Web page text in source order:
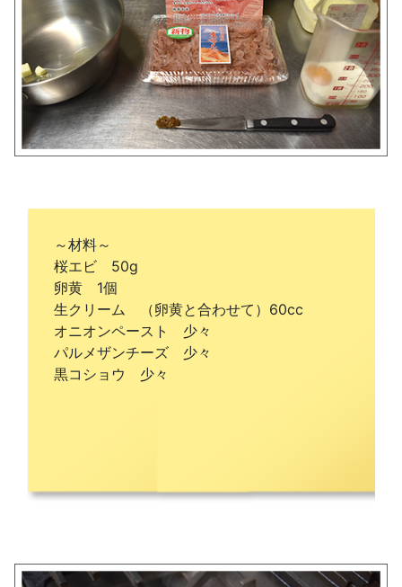
～材料～
桜エビ 50g
卵黄 1個
生クリーム （卵黄と合わせて）60cc
オニオンペースト 少々
パルメザンチーズ 少々
黒コショウ 少々